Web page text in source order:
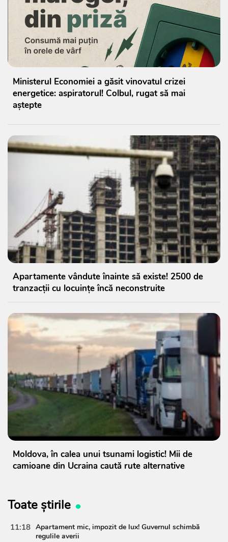
Ministerul Economiei a găsit vinovatul crizei
energetice: aspiratorul! Colbul, rugat să mai
aștepte
Apartamente vândute înainte să existe! 2500 de
tranzacții cu locuințe încă neconstruite
Moldova, în calea unui tsunami logistic! Mii de
camioane din Ucraina caută rute alternative
Toate știrile
11:18 Apartament mic, impozit de lux! Guvernul schimbă
regulile averii